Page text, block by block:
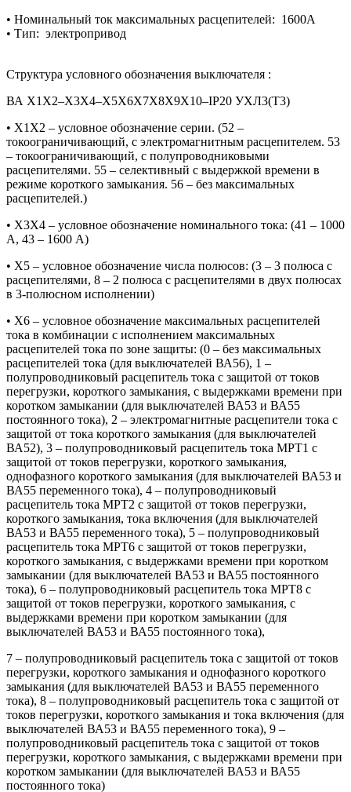
• Номинальный ток максимальных расцепителей: 1600А
• Тип: электропривод
Структура условного обозначения выключателя :
ВА Х1Х2–Х3Х4–Х5Х6Х7Х8Х9Х10–IP20 УХЛ3(Т3)
• Х1Х2 – условное обозначение серии. (52 –
токоограничивающий, с электромагнитным расцепителем. 53
– токоограничивающий, с полупроводниковыми
расцепителями. 55 – селективный с выдержкой времени в
режиме короткого замыкания. 56 – без максимальных
расцепителей.)
• Х3Х4 – условное обозначение номинального тока: (41 – 1000
А, 43 – 1600 А)
• Х5 – условное обозначение числа полюсов: (3 – 3 полюса с
расцепителями, 8 – 2 полюса с расцепителями в двух полюсах
в 3-полюсном исполнении)
• Х6 – условное обозначение максимальных расцепителей
тока в комбинации с исполнением максимальных
расцепителей тока по зоне защиты: (0 – без максимальных
расцепителей тока (для выключателей ВА56), 1 –
полупроводниковый расцепитель тока с защитой от токов
перегрузки, короткого замыкания, с выдержками времени при
коротком замыкании (для выключателей ВА53 и ВА55
постоянного тока), 2 – электромагнитные расцепители тока с
защитой от тока короткого замыкания (для выключателей
ВА52), 3 – полупроводниковый расцепитель тока МРТ1 с
защитой от токов перегрузки, короткого замыкания,
однофазного короткого замыкания (для выключателей ВА53 и
ВА55 переменного тока), 4 – полупроводниковый
расцепитель тока МРТ2 с защитой от токов перегрузки,
короткого замыкания, тока включения (для выключателей
ВА53 и ВА55 переменного тока), 5 – полупроводниковый
расцепитель тока МРТ6 с защитой от токов перегрузки,
короткого замыкания, с выдержками времени при коротком
замыкании (для выключателей ВА53 и ВА55 постоянного
тока), 6 – полупроводниковый расцепитель тока МРТ8 с
защитой от токов перегрузки, короткого замыкания, с
выдержками времени при коротком замыкании (для
выключателей ВА53 и ВА55 постоянного тока),
7 – полупроводниковый расцепитель тока с защитой от токов
перегрузки, короткого замыкания и однофазного короткого
замыкания (для выключателей ВА53 и ВА55 переменного
тока), 8 – полупроводниковый расцепитель тока с защитой от
токов перегрузки, короткого замыкания и тока включения (для
выключателей ВА53 и ВА55 переменного тока), 9 –
полупроводниковый расцепитель тока с защитой от токов
перегрузки, короткого замыкания, с выдержками времени при
коротком замыкании (для выключателей ВА53 и ВА55
постоянного тока)